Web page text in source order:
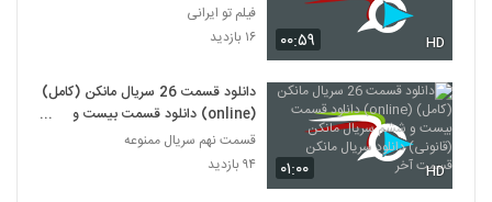
۰۰:۵۹ HD
فیلم تو ایرانی
۱۶ بازدید
۰۱:۰۰ HD
دانلود قسمت 26 سریال مانکن (کامل)
(online) دانلود قسمت بیست و
ششم سریال مانکن (قانونی) دانلود
سریال مانکن قسمت آخر
قسمت نهم سریال ممنوعه
۹۴ بازدید